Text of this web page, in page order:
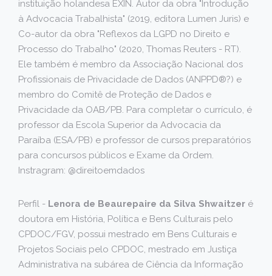
instituição holandesa EXIN. Autor da obra "Introdução
à Advocacia Trabalhista" (2019, editora Lumen Juris) e
Co-autor da obra "Reflexos da LGPD no Direito e
Processo do Trabalho" (2020, Thomas Reuters - RT).
Ele também é membro da Associação Nacional dos
Profissionais de Privacidade de Dados (ANPPD®?) e
membro do Comitê de Proteção de Dados e
Privacidade da OAB/PB. Para completar o currículo, é
professor da Escola Superior da Advocacia da
Paraíba (ESA/PB) e professor de cursos preparatórios
para concursos públicos e Exame da Ordem.
Instragram: @direitoemdados
Perfil - Lenora de Beaurepaire da Silva Shwaitzer é
doutora em História, Política e Bens Culturais pelo
CPDOC/FGV, possui mestrado em Bens Culturais e
Projetos Sociais pelo CPDOC, mestrado em Justiça
Administrativa na subárea de Ciência da Informação